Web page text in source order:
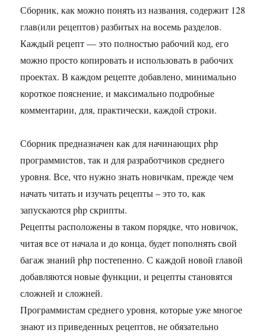
Сборник, как можно понять из названия, содержит 128
глав(или рецептов) разбитых на восемь разделов.
Каждый рецепт — это полностью рабочий код, его
можно просто копировать и использовать в рабочих
проектах. В каждом рецепте добавлено, минимально
короткое пояснение, и максимально подробные
комментарии, для, практически, каждой строки.
Сборник предназначен как для начинающих php
программистов, так и для разработчиков среднего
уровня. Все, что нужно знать новичкам, прежде чем
начать читать и изучать рецепты – это то, как
запускаются php скрипты.
Рецепты расположены в таком порядке, что новичок,
читая все от начала и до конца, будет пополнять свой
багаж знаний php постепенно. С каждой новой главой
добавляются новые функции, и рецепты становятся
сложней и сложней.
Программистам среднего уровня, которые уже многое
знают из приведенных рецептов, не обязательно